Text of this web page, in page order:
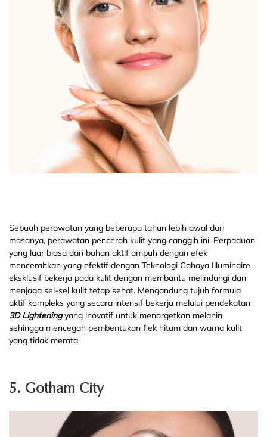
Sebuah perawatan yang beberapa tahun lebih awal dari
masanya, perawatan pencerah kulit yang canggih ini. Perpaduan
yang luar biasa dari bahan aktif ampuh dengan efek
mencerahkan yang efektif dengan Teknologi Cahaya Illuminaire
eksklusif bekerja pada kulit dengan membantu melindungi dan
menjaga sel-sel kulit tetap sehat. Mengandung tujuh formula
aktif kompleks yang secara intensif bekerja melalui pendekatan
3D Lighteningyang inovatif untuk menargetkan melanin
sehingga mencegah pembentukan flek hitam dan warna kulit
yang tidak merata.
5. Gotham City